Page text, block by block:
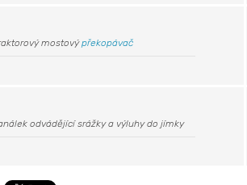
mostovýpřekopávač
odvádějící srážky a výluhy do jímky